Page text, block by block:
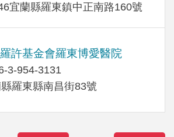
宜蘭縣羅東鎮中正南路160號
許基金會羅東博愛醫院
3-954-3131
羅東縣南昌街83號